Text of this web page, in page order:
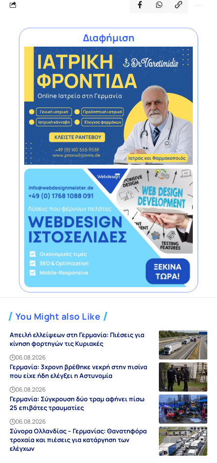
Διαφήμιση
You Might also Like
Απειλή ελλείψεων στη Γερμανία: Πιέσεις για
κίνηση φορτηγών τις Κυριακές
06.08.2026
Γερμανία: 3χρονη βρέθηκε νεκρή στην πισίνα
που είχε ήδη ελέγξει η Αστυνομία
06.08.2026
Γερμανία: Σύγκρουση δύο τραμ αφήνει πίσω
25 επιβάτες τραυματίες
06.08.2026
Σύνορα Ολλανδίας – Γερμανίας: Θανατηφόρα
τροχαία και πιέσεις για κατάργηση των
ελέγχων